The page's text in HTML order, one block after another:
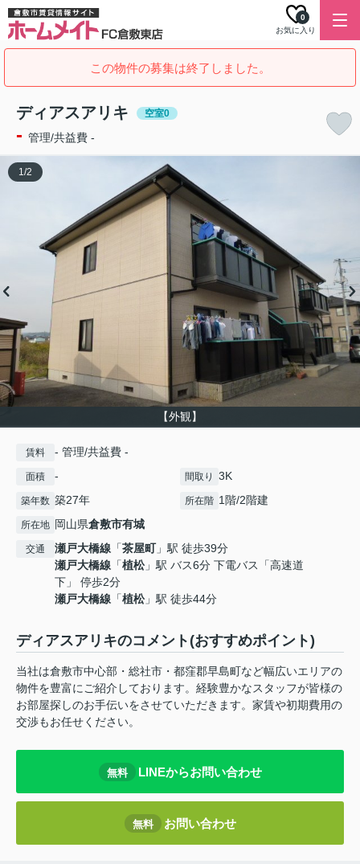
お気に入り
0
この物件の募集は終了しました。
ディアスアリキ 空室0
- 管理/共益費 -
【外観】
1/2
賃料 - 管理/共益費 -
面積 - 間取り 3K
築年数 築27年 所在階 1階/2階建
所在地 岡山県倉敷市有城
交通 瀬戸大橋線 「茶屋町」駅 徒歩39分
瀬戸大橋線 「植松」駅 バス6分 下電バス「高速道
下」 停歩2分
瀬戸大橋線 「植松」駅 徒歩44分
ディアスアリキのコメント(おすすめポイント)
当社は倉敷市中心部・総社市・都窪郡早島町など幅広いエリアの
物件を豊富にご紹介しております。経験豊かなスタッフが皆様の
お部屋探しのお手伝いをさせていただきます。家賃や初期費用の
交渉もお任せください。
無料 LINEからお問い合わせ
無料 お問い合わせ